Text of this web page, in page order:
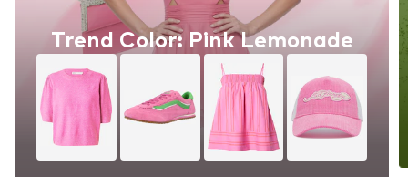
Trend Color: Pink Lemonade